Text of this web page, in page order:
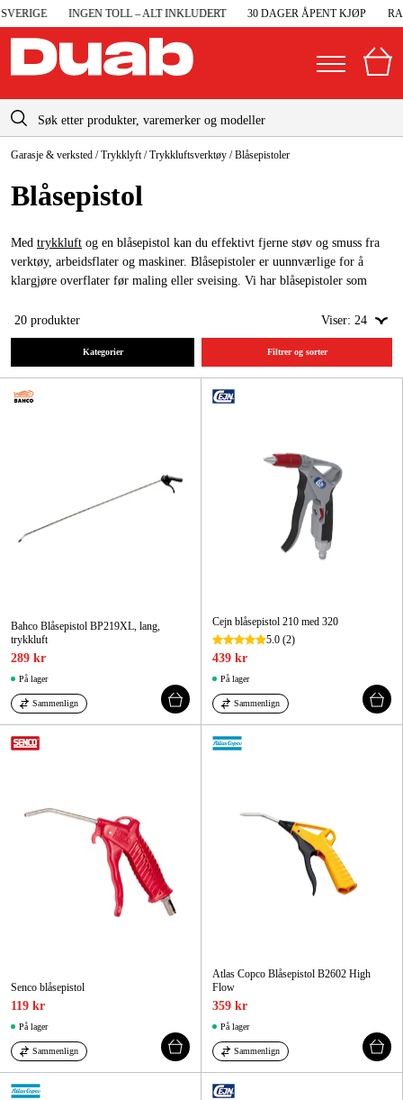
INGEN TOLL – ALT INKLUDERT 30 DAGER ÅPENT KJØP
Norge
Sverige
Danmark
Suomi
Deutschland
Maskiner og verktøy
Garasje og verksted
Maskintilbehør og forbruksvarer
Arbeidsklær og beskyttelse
Elektro og bygg
Skog og hage
Varemerker
Vanlige spørsmål
info@duab.no
Garasje & verksted /Trykklyft/Trykkluftsverktøy /Blåsepistoler
Blåsepistol
Med trykkluft og en blåsepistol kan du effektivt fjerne støv og smuss fra
verktøy, arbeidsflater og maskiner. Blåsepistoler er uunnværlige for å
klargjøre overflater før maling eller sveising. Vi har blåsepistoler som
finner duCejn
20 produkter Viser: 24
Kategorier Filtrer og sorter
Bahco Blåsepistol BP219XL, lang,
trykkluft
289 kr
På lager
Sammenlign
Cejn blåsepistol 210 med 320
5.0 (2)
439 kr
På lager
Sammenlign
Senco blåsepistol
119 kr
På lager
Sammenlign
Atlas Copco Blåsepistol B2602 High
Flow
359 kr
På lager
Sammenlign